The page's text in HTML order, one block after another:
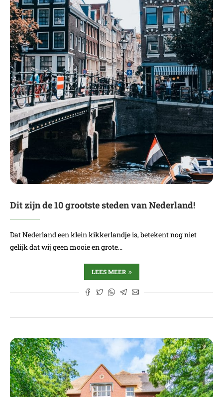
Dit zijn de 10 grootste steden van Nederland!
Dat Nederland een klein kikkerlandje is, betekent nog niet
gelijk dat wij geen mooie en grote…
LEES MEER